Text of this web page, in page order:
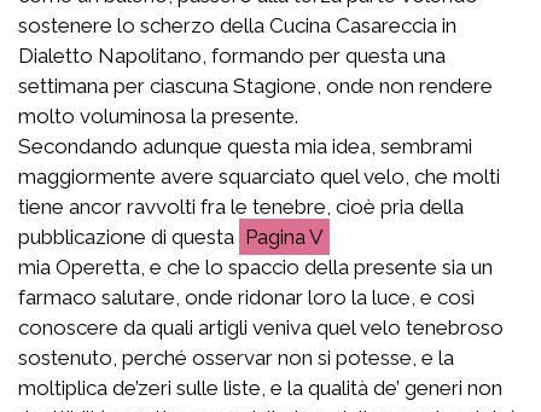
sostenere lo scherzo della Cucina Casareccia in
Dialetto Napolitano, formando per questa una
settimana per ciascuna Stagione, onde non rendere
molto voluminosa la presente.
Secondando adunque questa mia idea, sembrami
maggiormente avere squarciato quel velo, che molti
tiene ancor ravvolti fra le tenebre, cioè pria della
pubblicazione di questa
V
mia Operetta, e che lo spaccio della presente sia un
farmaco salutare, onde ridonar loro la luce, e così
conoscere da quali artigli veniva quel velo tenebroso
sostenuto, perché osservar non si potesse, e la
moltiplica de’zeri sulle liste, e la qualità de’ generi non